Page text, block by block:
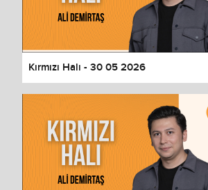
Kırmızı Halı - 30 05 2026